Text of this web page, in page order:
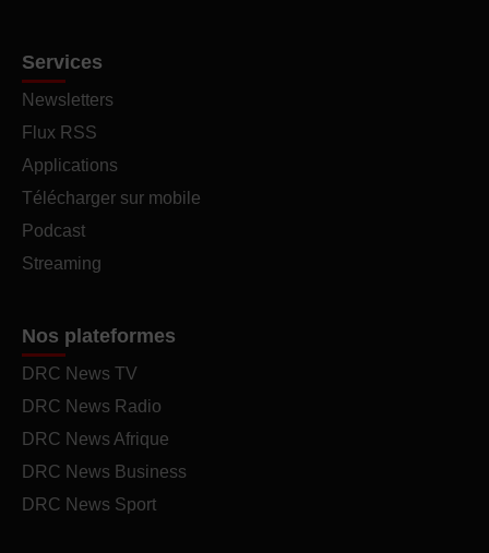
Services
Newsletters
Flux RSS
Applications
Télécharger sur mobile
Podcast
Streaming
Nos plateformes
DRC News TV
DRC News Radio
DRC News Afrique
DRC News Business
DRC News Sport